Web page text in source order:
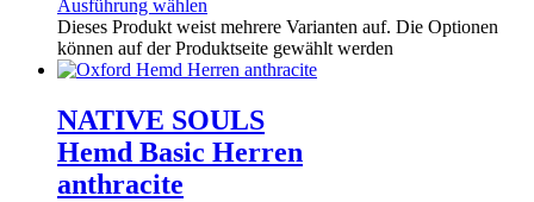
Ausführung wählen
Dieses Produkt weist mehrere Varianten auf. Die Optionen
können auf der Produktseite gewählt werden
NATIVE SOULS
Hemd Basic Herren
anthracite